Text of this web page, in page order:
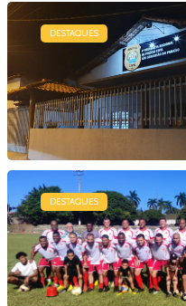
DESTAQUES
DESTAQUES